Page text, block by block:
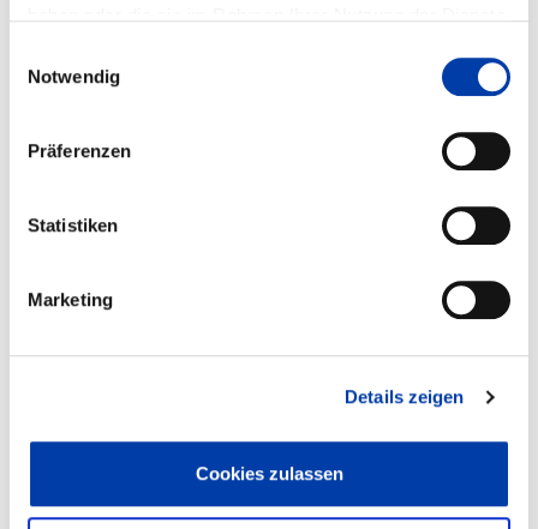
Notwendig
Präferenzen
Statistiken
Marketing
Details zeigen
Cookies zulassen
RÜHRREIBSCHWEISSEN VON TRÄGERFOLIEN U
DVS-Nr.: 05.3090 /
Laufzeit: 01.11.2019 - 31.10.2021